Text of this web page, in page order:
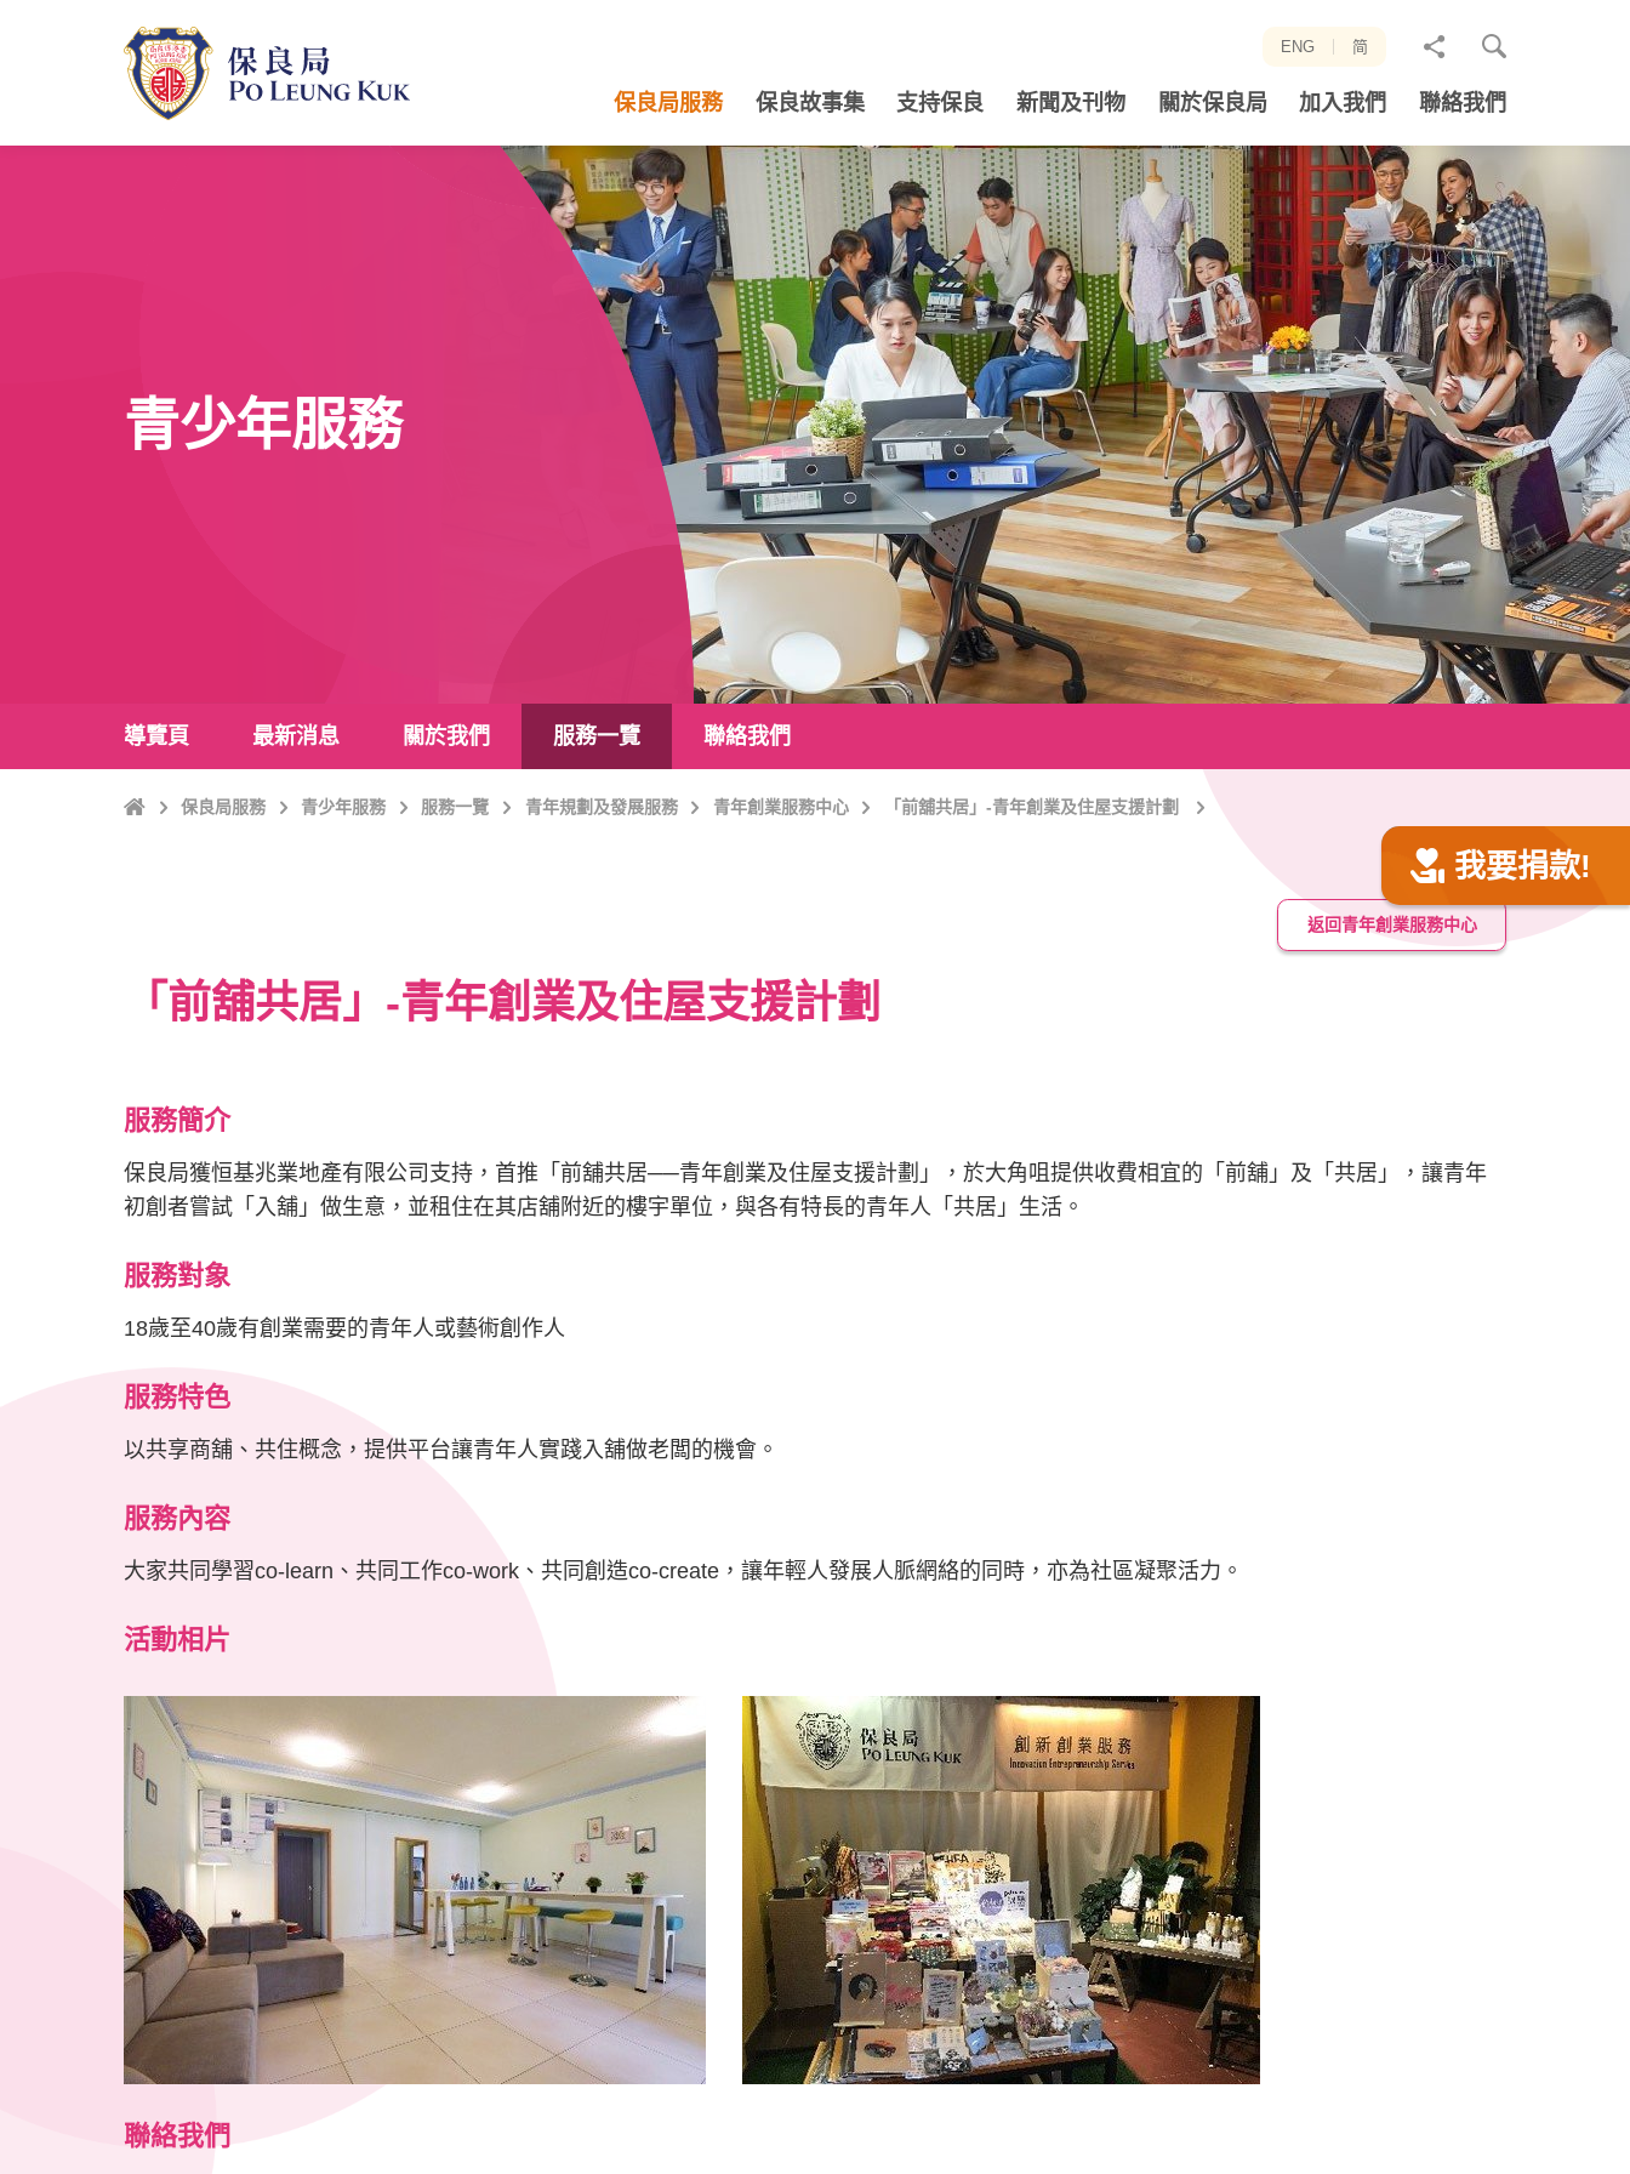
ENG 简
分
至
保良局服務 保良故事集 支持保良 新聞及刊物 關於保良局 加入我們 聯絡我們
青少年服務
導覽頁 最新消息 關於我們 服務一覽 聯絡我們
主
保良局服務 青少年服務 服務一覽 青年規劃及發展服務 青年創業服務中心 「前舖共居」-青年創業及住屋支援計劃
我要捐款!
返回青年創業服務中心
「前舖共居」-青年創業及住屋支援計劃
服務簡介
保良局獲恒基兆業地產有限公司支持，首推「前舖共居──青年創業及住屋支援計劃」，於大角咀提供收費相宜的「前舖」及「共居」，讓青年
初創者嘗試「入舖」做生意，並租住在其店舖附近的樓宇單位，與各有特長的青年人「共居」生活。
服務對象
18歲至40歲有創業需要的青年人或藝術創作人
服務特色
以共享商舖、共住概念，提供平台讓青年人實踐入舖做老闆的機會。
服務內容
大家共同學習co-learn、共同工作co-work、共同創造co-create，讓年輕人發展人脈網絡的同時，亦為社區凝聚活力。
活動相片
聯絡我們